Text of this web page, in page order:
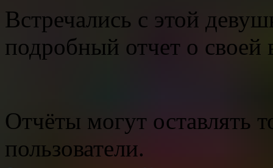
Встречались с этой
подробный отчет о своей
Отчёты могут оставлять
пользователи.